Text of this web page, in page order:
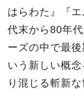
はらわた』『
代末から80年
ーズの中で最
いう新しい概
り混じる斬新